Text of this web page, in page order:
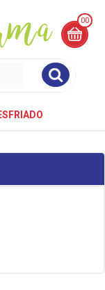
00
CESTA
R$
0,00